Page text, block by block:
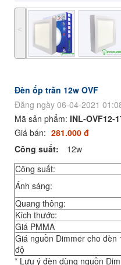
˂
Đèn ốp trần 12w OVF
Đăng ngày 06-04-2021
Mã sản phẩm: INL-OVF12-
Giá bán: 281.000 đ
Công suất:
12w
Công suất:
Ánh sáng:
Quang thông:
Kích thước:
Giá PMMA
Giá nguồn Dimmer cho đèn
độ
* Lưu ý đèn dùng nguồn